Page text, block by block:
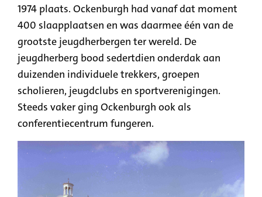
1974 plaats. Ockenburgh had vanaf dat moment
400 slaapplaatsen en was daarmee één van de
grootste jeugdherbergen ter wereld. De
jeugdherberg bood sedertdien onderdak aan
duizenden individuele trekkers, groepen
scholieren, jeugdclubs en sportverenigingen.
Steeds vaker ging Ockenburgh ook als
conferentiecentrum fungeren.